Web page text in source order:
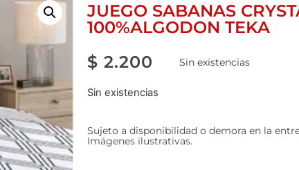
JUEGO SABANAS
100%ALGODON TEKA
$ 2.200 Sin existencias
Sin existencias
Sujeto a disponibilidad o demora en la
Imágenes ilustrativas.